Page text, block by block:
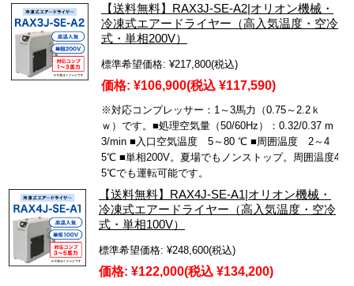
【送料無料】RAX3J-SE-A2|オリオン機械・
冷凍式エアードライヤー（高入気温度・空冷
式・単相200V）
標準希望価格: ¥217,800(税込)
価格: ¥106,900(税込 ¥117,590)
※対応コンプレッサー：1～3馬力（0.75～2.2ｋ
ｗ）です。■処理空気量（50/60Hz）：0.32/0.37 m
3/min ■入口空気温度 5～80 ℃ ■周囲温度 2～4
5℃ ■単相200V。夏場でもノンストップ。周囲温度4
5℃でも運転可能です。
【送料無料】RAX4J-SE-A1|オリオン機械・
冷凍式エアードライヤー（高入気温度・空冷
式・単相100V）
標準希望価格: ¥248,600(税込)
価格: ¥122,000(税込 ¥134,200)